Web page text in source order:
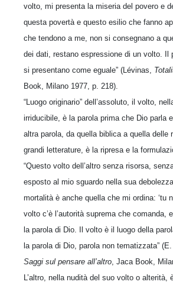
volto, mi presenta la miseria del povero e
questa povertà e questo esilio che fanno
che tendono a me, non si consegnano a
dei dati, restano espressione di un volto. Il
si presentano come eguale” (Lévinas,
Book, Milano 1977, p. 218).
“Luogo originario” dell’assoluto, il volto,
irriducibile, è la parola prima che Dio parla
altra parola, da quella biblica a quella delle
grandi letterature, è la ripresa e la
“Questo volto dell’altro senza risorsa,
esposto al mio sguardo nella sua
mortalità è anche quella che mi ordina: ‘tu
volto c’è l’autorità suprema che comanda,
la parola di Dio. Il volto è il luogo della
la parola di Dio, parola non tematizzata” (E.
Saggi sul pensare all’altro , Jaca Book,
L’altro, nella nudità del suo volto o alterità,